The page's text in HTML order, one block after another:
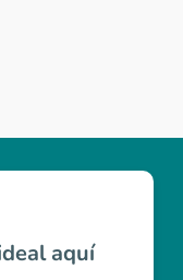
aquí